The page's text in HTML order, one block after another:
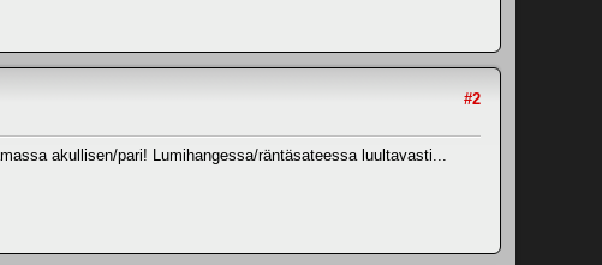
#2
akullisen/pari! Lumihangessa/räntäsateessa luultavasti...